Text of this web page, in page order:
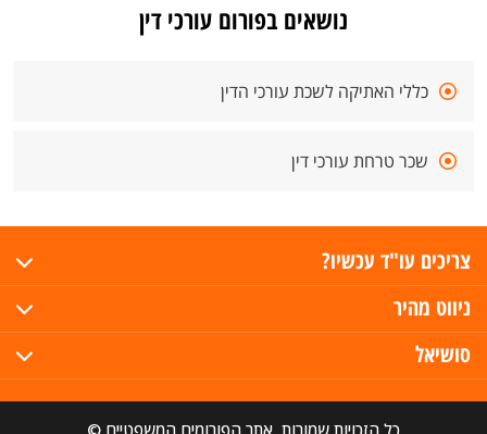
נושאים בפורום עורכי דין
כללי האתיקה לשכת עורכי הדין
שכר טרחת עורכי דין
צריכים עו"ד עכשיו?
ניווט מהיר
סושיאל
כל הזכויות שמורות, אתר הפורומים המשפטיים ©